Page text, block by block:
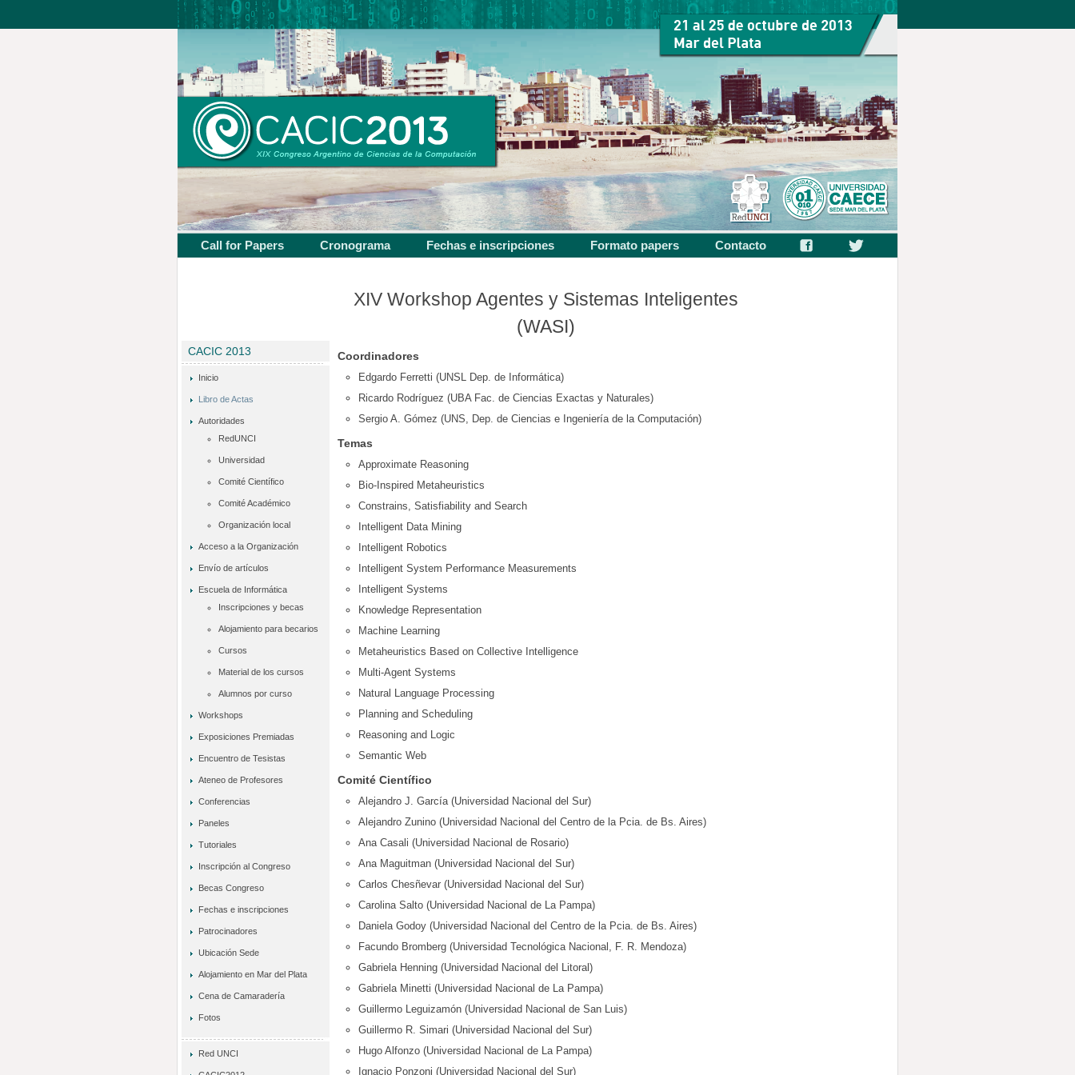
Call for Papers Cronograma Fechas e inscripciones Formato papers Contacto
CACIC 2013
Inicio
Libro de Actas
Autoridades
RedUNCI
Universidad
Comité Científico
Comité Académico
Organización local
Acceso a la Organización
Envío de artículos
Escuela de Informática
Inscripciones y becas
Alojamiento para becarios
Cursos
Material de los cursos
Alumnos por curso
Workshops
Exposiciones Premiadas
Encuentro de Tesistas
Ateneo de Profesores
Conferencias
Paneles
Tutoriales
Inscripción al Congreso
Becas Congreso
Fechas e inscripciones
Patrocinadores
Ubicación Sede
Alojamiento en Mar del Plata
Cena de Camaradería
Fotos
Red UNCI
XIV Workshop Agentes y Sistemas Inteligentes
(WASI)
Coordinadores
Edgardo Ferretti (UNSL Dep. de Informática)
Ricardo Rodríguez (UBA Fac. de Ciencias Exactas y Naturales)
Sergio A. Gómez (UNS, Dep. de Ciencias e Ingeniería de la Computación)
Temas
Approximate Reasoning
Bio-Inspired Metaheuristics
Constrains, Satisfiability and Search
Intelligent Data Mining
Intelligent Robotics
Intelligent System Performance Measurements
Intelligent Systems
Knowledge Representation
Machine Learning
Metaheuristics Based on Collective Intelligence
Multi-Agent Systems
Natural Language Processing
Planning and Scheduling
Reasoning and Logic
Semantic Web
Comité Científico
Alejandro J. García (Universidad Nacional del Sur)
Alejandro Zunino (Universidad Nacional del Centro de la Pcia. de Bs. Aires)
Ana Casali (Universidad Nacional de Rosario)
Ana Maguitman (Universidad Nacional del Sur)
Carlos Chesñevar (Universidad Nacional del Sur)
Carolina Salto (Universidad Nacional de La Pampa)
Daniela Godoy (Universidad Nacional del Centro de la Pcia. de Bs. Aires)
Facundo Bromberg (Universidad Tecnológica Nacional, F. R. Mendoza)
Gabriela Henning (Universidad Nacional del Litoral)
Gabriela Minetti (Universidad Nacional de La Pampa)
Guillermo Leguizamón (Universidad Nacional de San Luis)
Guillermo R. Simari (Universidad Nacional del Sur)
Hugo Alfonzo (Universidad Nacional de La Pampa)
Ignacio Ponzoni (Universidad Nacional del Sur)